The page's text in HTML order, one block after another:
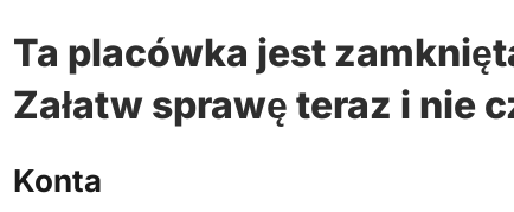
Ta placówka jest
Załatw sprawę teraz i nie
Konta